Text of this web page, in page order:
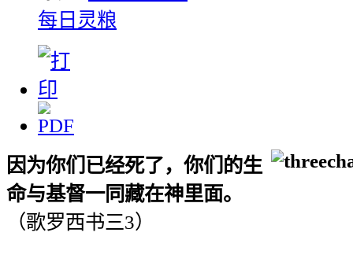
每日灵粮
因为你们已经死了，你们的生
命与基督一同藏在神里面。
（歌罗西书三3）